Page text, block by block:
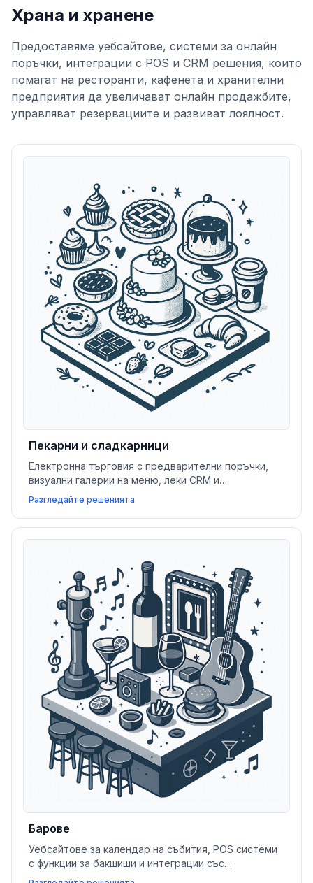
Храна и хранене
Предоставяме уебсайтове, системи за онлайн
поръчки, интеграции с POS и CRM решения, които
помагат на ресторанти, кафенета и хранителни
предприятия да увеличават онлайн продажбите,
управляват резервациите и развиват лоялност.
Пекарни и сладкарници
Електронна търговия с предварителни поръчки,
визуални галерии на меню, леки CRM и
информационни потоци от социални медии
помагат на пекарните и сладкарниците да
изтъкнат своите предложения и да увеличат
Разгледайте решенията
Барове
Уебсайтове за календар на събития, POS системи
с функции за бакшиши и интеграции със
социалните мрежи помагат на баровете и